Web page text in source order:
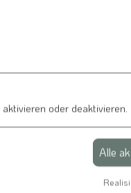
oder deaktivieren.
Alle